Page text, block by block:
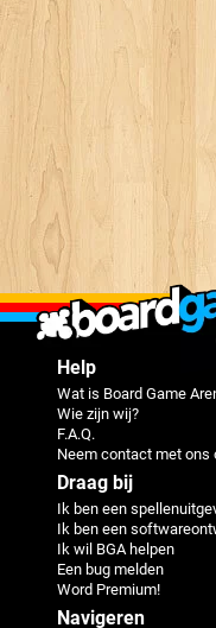
Help
Wat is Board Game
Wie zijn wij?
F.A.Q.
Neem contact met ons
Draag bij
Ik ben een
Ik ben een
Ik wil BGA helpen
Een bug melden
Word Premium!
Navigeren